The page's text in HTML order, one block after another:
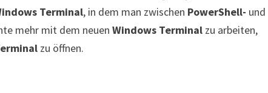
Terminal, in dem man zwischen PowerShell- und
mehr mit dem neuenWindows Terminal zu arbeiten,
zu öffnen.